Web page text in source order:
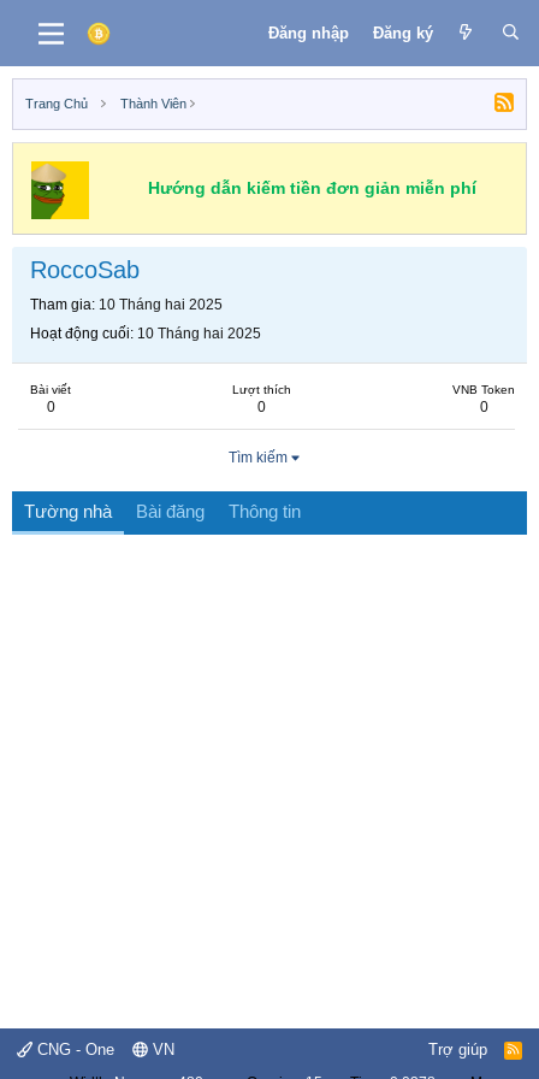
Đăng nhập Đăng ký
Trang Chủ Thành Viên
Hướng dẫn kiếm tiền đơn giản miễn phí
RoccoSab
Tham gia 10 Tháng hai 2025
Hoạt động cuối 10 Tháng hai 2025
Bài viết
0
Lượt thích
0
VNB Token
0
Tìm kiếm
Tường nhà Bài đăng Thông tin
CNG - One VN Trợ giúp
R